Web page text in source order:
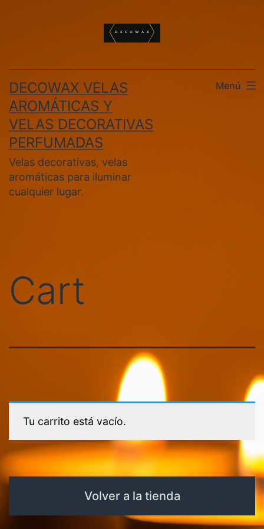
DECOWAX VELAS
AROMÁTICAS Y
VELAS DECORATIVAS
PERFUMADAS
Velas decorativas, velas
aromáticas para iluminar
cualquier lugar.
Menú
Cart
Tu carrito está vacío.
Volver a la tienda